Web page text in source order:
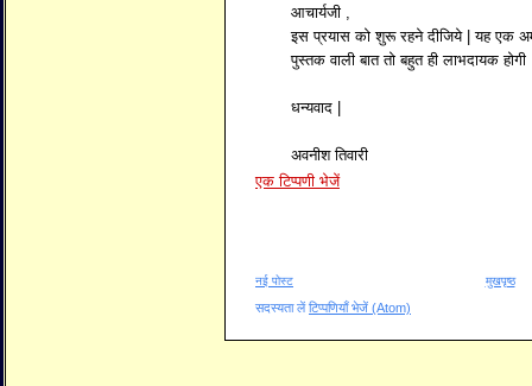
आचार्यजी ,
इस प्रयास को शुरू रहने दीजिये | यह एक
पुस्तक वाली बात तो बहुत ही लाभदायक होगी
धन्यवाद |
अवनीश तिवारी
एक टिप्पणी भेजें
नई पोस्ट मुखपृष्ठ
सदस्यता लेंटिप्पणियाँ भेजें (Atom)